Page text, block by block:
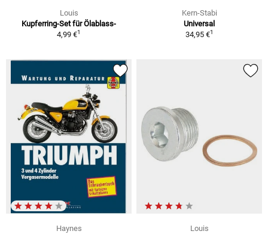
Louis
Kupferring-Set für Ölablass-
4,99 €1
Kern-Stabi
Universal
34,95 €1
Haynes
Louis